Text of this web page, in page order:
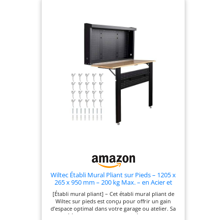
maintien sécurisé
pendant vos
travaux. ✅
RANGEMENT
ORGANISÉ :
Panneau perforé
en acier laqué avec
pour outils et
accessoires.
Tout est à portée
de main. ✅
FACILITÉ
D'INSTALLATION :
Livré avec un kit
complet de fixation
Wiltec Établi Mural Pliant sur Pieds – 1205 x
265 x 950 mm – 200 kg Max. – en Acier et
Bois – avec Panneau d’accrochage – Banc de
Travail Atelier Maison Bricolage
[Établi mural pliant] – Cet établi mural pliant de
Wiltec sur pieds est conçu pour offrir un gain
d’espace optimal dans votre garage ou atelier. Sa
capacité à se replier permet de libérer rapidement